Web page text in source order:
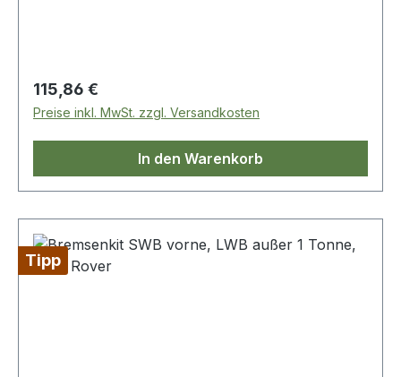
Regulärer Preis:
115,86 €
Preise inkl. MwSt. zzgl. Versandkosten
In den Warenkorb
Tipp